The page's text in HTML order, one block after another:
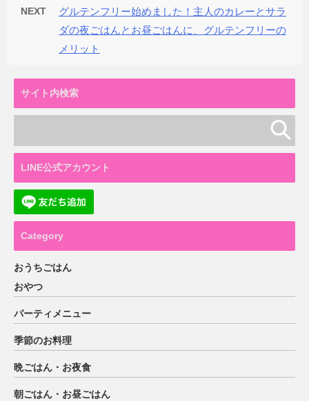
NEXT
グルテンフリー始めました！主人のカレーとサラ
ダの夜ごはんとお昼ごはんに、グルテンフリーの
メリット
サイト内検索
LINE公式アカウント
Category
おうちごはん
おやつ
パーティメニュー
季節のお料理
晩ごはん・お夜食
朝ごはん・お昼ごはん